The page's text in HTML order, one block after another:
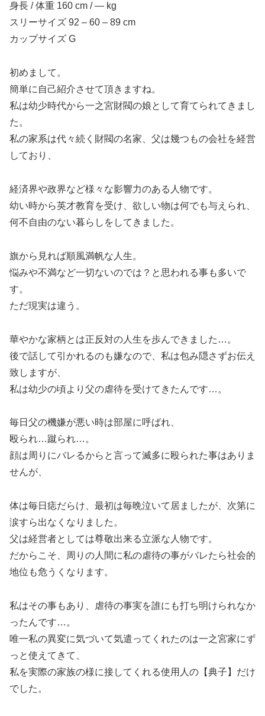
身長 / 体重 160 cm / ― kg
スリーサイズ 92 – 60 – 89 cm
カップサイズ G
初めまして。
簡単に自己紹介させて頂きますね。
私は幼少時代から一之宮財閥の娘として育てられてきまし
た。
私の家系は代々続く財閥の名家、父は幾つもの会社を経営
しており、
経済界や政界など様々な影響力のある人物です。
幼い時から英才教育を受け、欲しい物は何でも与えられ、
何不自由のない暮らしをしてきました。
旗から見れば順風満帆な人生。
悩みや不満など一切ないのでは？と思われる事も多いで
す。
ただ現実は違う。
華やかな家柄とは正反対の人生を歩んできました…。
後で話して引かれるのも嫌なので、私は包み隠さずお伝え
致しますが、
私は幼少の頃より父の虐待を受けてきたんです…。
毎日父の機嫌が悪い時は部屋に呼ばれ、
殴られ…蹴られ…。
顔は周りにバレるからと言って滅多に殴られた事はありま
せんが、
体は毎日痣だらけ、最初は毎晩泣いて居ましたが、次第に
涙すら出なくなりました。
父は経営者としては尊敬出来る立派な人物です。
だからこそ、周りの人間に私の虐待の事がバレたら社会的
地位も危うくなります。
私はその事もあり、虐待の事実を誰にも打ち明けられなか
ったんです…。
唯一私の異変に気づいて気遣ってくれたのは一之宮家にず
っと使えてきて、
私を実際の家族の様に接してくれる使用人の【典子】だけ
でした。